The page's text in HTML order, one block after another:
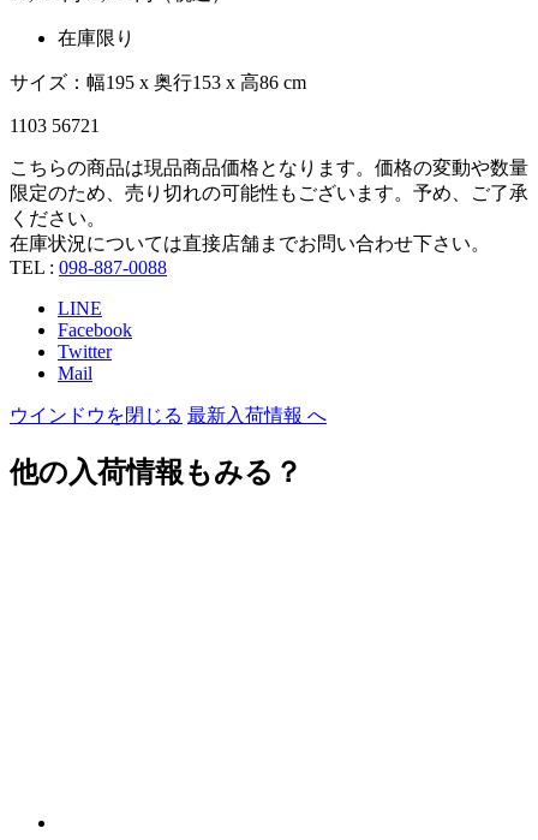
在庫限り
サイズ：幅195 x 奥行153 x 高86 cm
1103 56721
こちらの商品は現品商品価格となります。価格の変動や数量
限定のため、売り切れの可能性もございます。予め、ご了承
ください。
在庫状況については直接店舗までお問い合わせ下さい。
TEL : 098-887-0088
LINE
Facebook
Twitter
Mail
ウインドウを閉じる 最新入荷情報 へ
他の入荷情報もみる？